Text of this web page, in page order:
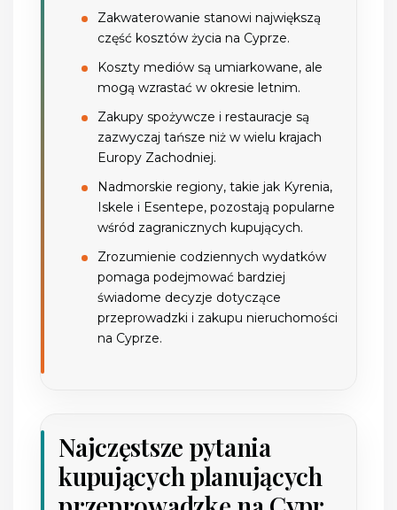
Zakwaterowanie stanowi największą
część kosztów życia na Cyprze.
Koszty mediów są umiarkowane, ale
mogą wzrastać w okresie letnim.
Zakupy spożywcze i restauracje są
zazwyczaj tańsze niż w wielu krajach
Europy Zachodniej.
Nadmorskie regiony, takie jak Kyrenia,
Iskele i Esentepe, pozostają popularne
wśród zagranicznych kupujących.
Zrozumienie codziennych wydatków
pomaga podejmować bardziej
świadome decyzje dotyczące
przeprowadzki i zakupu nieruchomości
na Cyprze.
Najczęstsze pytania
kupujących planujących